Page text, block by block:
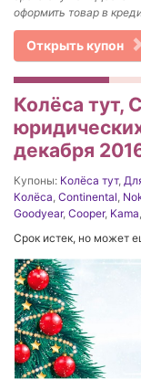
оформить товар в
Открыть купон
Колёса тут,
декабря
Купоны: Колёса тут,
Колёса Continental
Goodyear, Cooper, Kama
Срок истек, но может